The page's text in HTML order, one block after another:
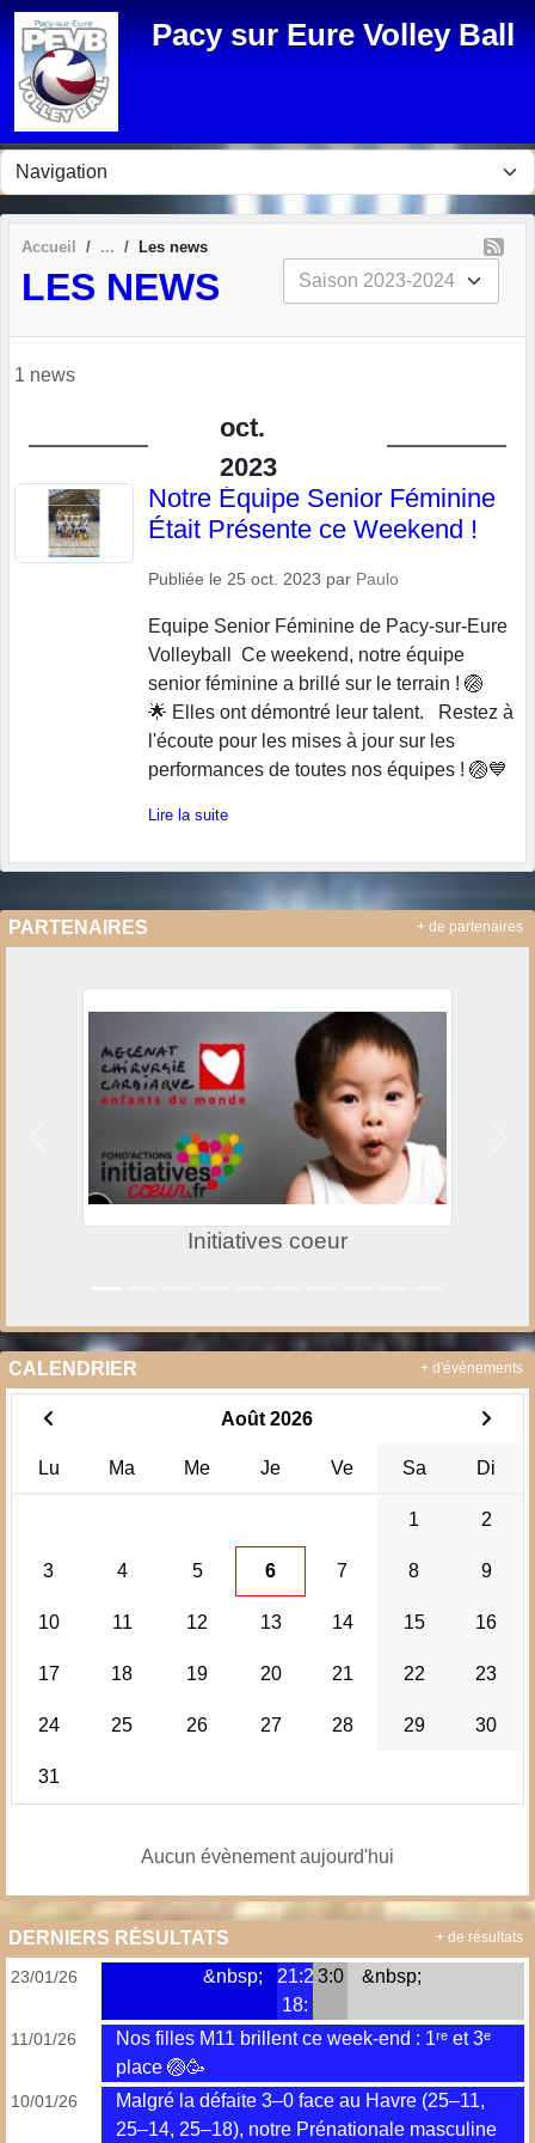
Pacy sur Eure Volley Ball
Accueil Les news
LES NEWS
1 news
oct.
2023
Notre Équipe Senior Féminine
Était Présente ce Weekend !
Publiée le 25 oct. 2023 par Paulo
Equipe Senior Féminine de Pacy-sur-Eure
Volleyball Ce weekend, notre équipe
senior féminine a brillé sur le terrain ! 🏐
🌟 Elles ont démontré leur talent. Restez à
l'écoute pour les mises à jour sur les
performances de toutes nos équipes ! 🏐💙
Lire la suite
PARTENAIRES
Initiatives coeur
Précedent
+ de partenaires
CALENDRIER
Août 2026
Lu Ma Me Je Ve Sa Di
1 2
3 4 5 6 7 8 9
10 11 12 13 14 15 16
17 18 19 20 21 22 23
24 25 26 27 28 29 30
31
Aucun évènement aujourd'hui
+ d'évènements
DERNIERS RÉSULTATS
23/01/26 &nbsp;
21:25;
18:
3:0 &nbsp;
11/01/26
Nos filles M11 brillent ce week-end : 1ʳᵉ et 3ᵉ
place 🏐🥳
10/01/26
Malgré la défaite 3–0 face au Havre (25–11,
25–14, 25–18), notre Prénationale masculine
+ de résultats
Panneau de gestion des cookies